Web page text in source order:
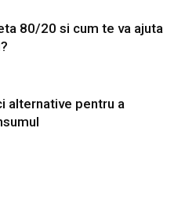
80/20 si cum te va ajuta
alternative pentru a